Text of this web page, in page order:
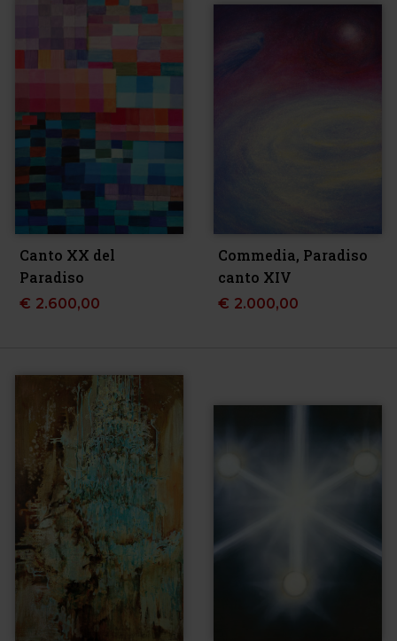
Canto XX del
Paradiso
€ 2.600,00
Commedia, Paradiso
canto XIV
€ 2.000,00